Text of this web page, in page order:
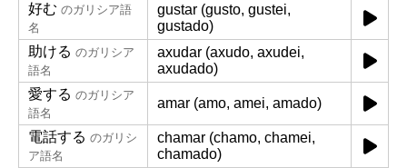
好む のガリシア語
名
gustar (gusto, gustei,
gustado)
助ける のガリシア
語名
axudar (axudo, axudei,
axudado)
愛する のガリシア
語名
amar (amo, amei, amado)
電話する のガリシ
ア語名
chamar (chamo, chamei,
chamado)